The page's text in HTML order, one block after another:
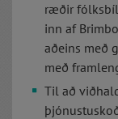
ræðir
inn af
aðeins með
með
Til að